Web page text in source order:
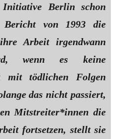
Initiative Berlin schon
Bericht von 1993 die
Arbeit irgendwann
wenn es keine
mit tödlichen Folgen
das nicht passiert,
Mit­streiter*in­nen die
fortsetzen, stellt sie